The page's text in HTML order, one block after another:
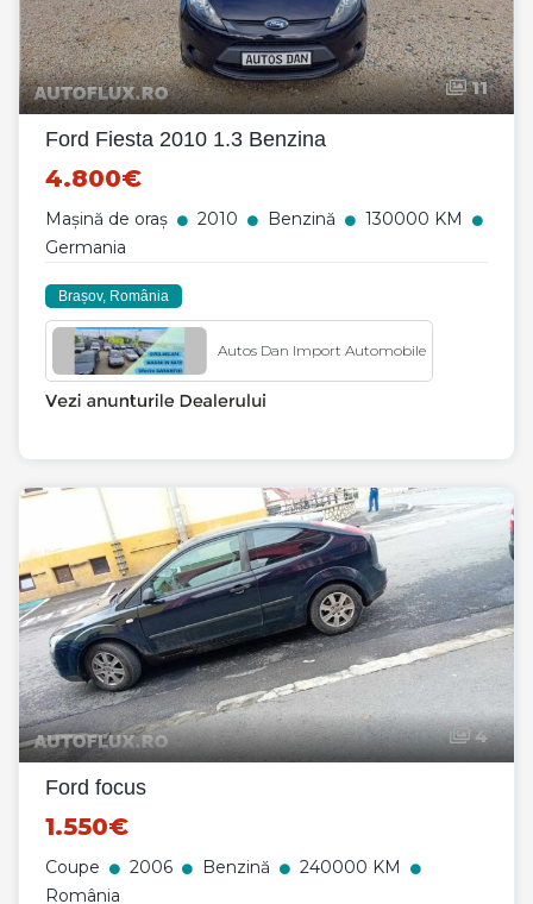
11
Ford Fiesta 2010 1.3 Benzina
4.800€
Mașină de oraș 2010 Benzină
130000 KM
Germania
Brașov, România
Autos Dan Import Automobile
4
Ford focus
1.550€
Coupe 2006 Benzină
240000 KM
România